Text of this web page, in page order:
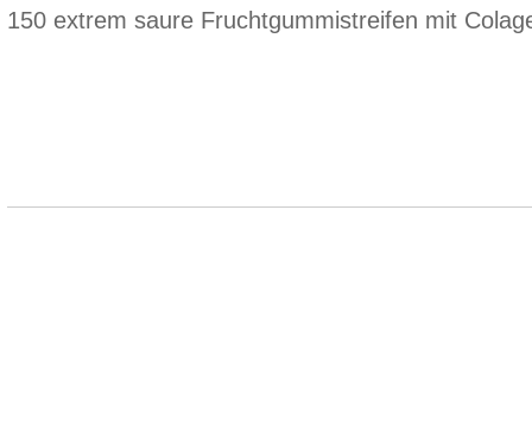
150 extrem saure Fruchtgummistreifen mit